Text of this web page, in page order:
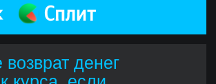
сложные
связь
помогая довести
уровня